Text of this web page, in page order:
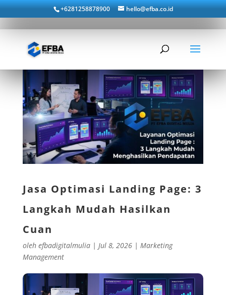
+6281258878900 hello@efba.co.id
Jasa Optimasi Landing Page: 3
Langkah Mudah Hasilkan
Cuan
oleh efbadigitalmulia| Jul 8, 2026| Marketing
Management